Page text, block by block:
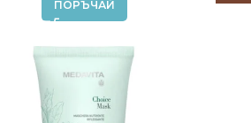
ПОРЪЧАЙ